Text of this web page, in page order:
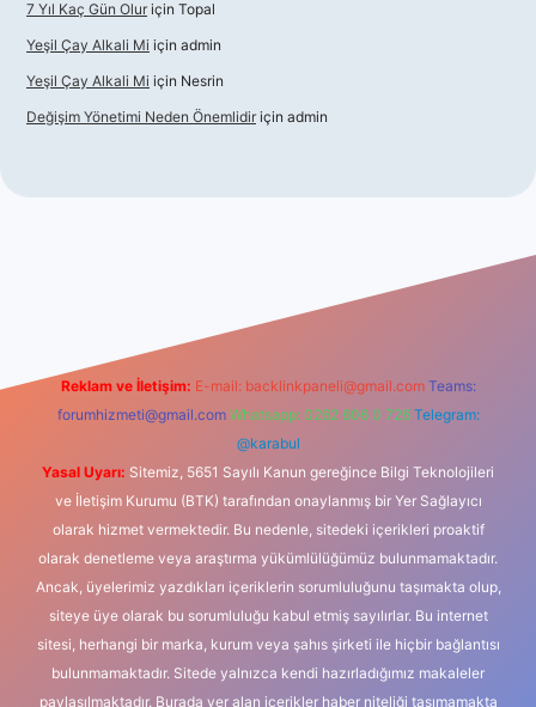
7 Yıl Kaç Gün Olur için Topal
Yeşil Çay Alkali Mi için admin
Yeşil Çay Alkali Mi için Nesrin
Değişim Yönetimi Neden Önemlidir için admin
Reklam ve İletişim: E-mail: backlinkpaneli@gmail.com Teams:
forumhizmeti@gmail.com Whatsapp: 0262 606 0 726 Telegram:
@karabul
Yasal Uyarı: Sitemiz, 5651 Sayılı Kanun gereğince Bilgi Teknolojileri
ve İletişim Kurumu (BTK) tarafından onaylanmış bir Yer Sağlayıcı
olarak hizmet vermektedir. Bu nedenle, sitedeki içerikleri proaktif
olarak denetleme veya araştırma yükümlülüğümüz bulunmamaktadır.
Ancak, üyelerimiz yazdıkları içeriklerin sorumluluğunu taşımakta olup,
siteye üye olarak bu sorumluluğu kabul etmiş sayılırlar. Bu internet
sitesi, herhangi bir marka, kurum veya şahıs şirketi ile hiçbir bağlantısı
bulunmamaktadır. Sitede yalnızca kendi hazırladığımız makaleler
paylaşılmaktadır. Burada yer alan içerikler haber niteliği taşımamakta